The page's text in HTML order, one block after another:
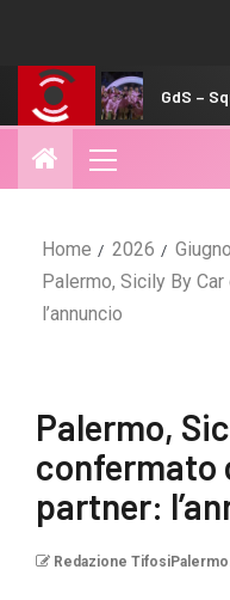
GdS – Squadra
Home 2026 Giugno
Palermo, Sicily By
l’annuncio
Palermo,
confermato
partner:
Redazione